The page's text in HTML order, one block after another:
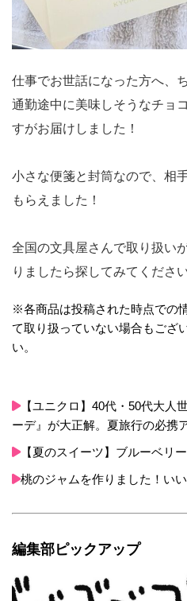
仕事でお世話になった方へ、
通勤途中に美味しそうなチョ
すがお届けしました！
小さな便箋と封筒なので、相
もらえました！
全国の文具屋さんで取り扱い
りましたら探してみてくださ
※各商品は投稿された時点での
て取り扱っていない場合もござ
い。
【ユニクロ】40代・50代大人
ーデ』が大正解。夏旅行の必携
【夏のスイーツ】ブルーベリ
桃のジャムを作りました！いい
編集部ピックアップ